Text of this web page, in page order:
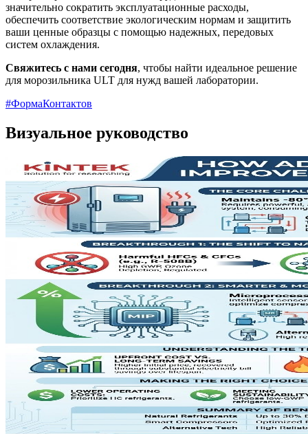
значительно сократить эксплуатационные расходы,
обеспечить соответствие экологическим нормам и защитить
ваши ценные образцы с помощью надежных, передовых
систем охлаждения.
Свяжитесь с нами сегодня, чтобы найти идеальное решение
для морозильника ULT для нужд вашей лаборатории.
#ФормаКонтактов
Визуальное руководство